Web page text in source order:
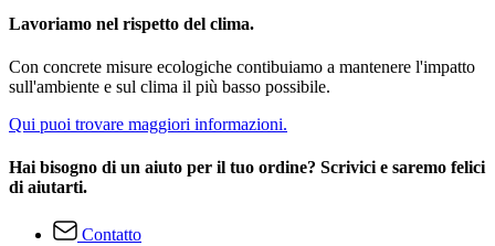
Lavoriamo nel rispetto del clima.
Con concrete misure ecologiche contibuiamo a mantenere l'impatto
sull'ambiente e sul clima il più basso possibile.
Qui puoi trovare maggiori informazioni.
Hai bisogno di un aiuto per il tuo ordine? Scrivici e saremo felici
di aiutarti.
Contatto